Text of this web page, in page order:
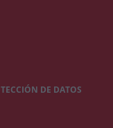
DE DATOS